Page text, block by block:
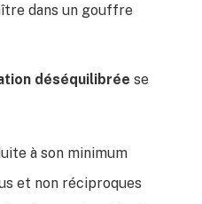
dans un gouffre
déséquilibrée se
à son minimum
et non réciproques